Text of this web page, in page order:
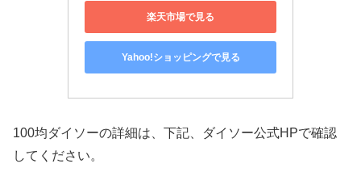
楽天市場で見る
Yahoo!ショッピングで見る
100均ダイソーの詳細は、下記、ダイソー公式HPで確認
してください。